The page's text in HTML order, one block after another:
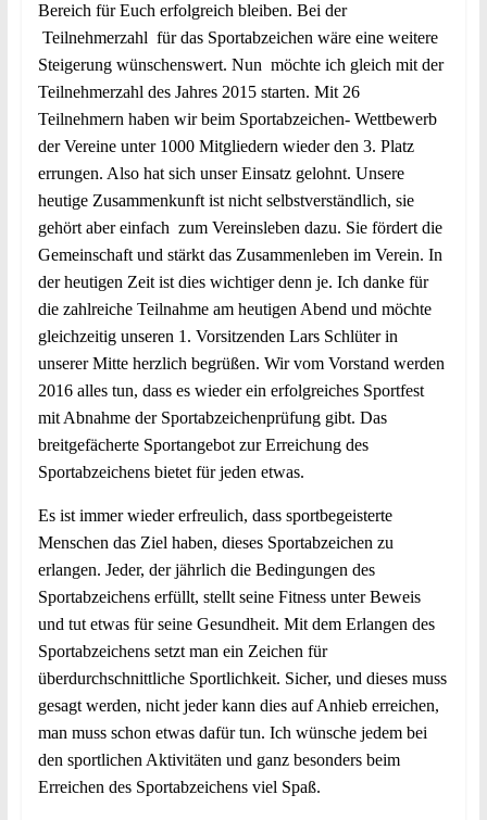
Bereich für Euch erfolgreich bleiben. Bei der
Teilnehmerzahl für das Sportabzeichen wäre eine weitere
Steigerung wünschenswert. Nun möchte ich gleich mit der
Teilnehmerzahl des Jahres 2015 starten. Mit 26
Teilnehmern haben wir beim Sportabzeichen- Wettbewerb
der Vereine unter 1000 Mitgliedern wieder den 3. Platz
errungen. Also hat sich unser Einsatz gelohnt. Unsere
heutige Zusammenkunft ist nicht selbstverständlich, sie
gehört aber einfach zum Vereinsleben dazu. Sie fördert die
Gemeinschaft und stärkt das Zusammenleben im Verein. In
der heutigen Zeit ist dies wichtiger denn je. Ich danke für
die zahlreiche Teilnahme am heutigen Abend und möchte
gleichzeitig unseren 1. Vorsitzenden Lars Schlüter in
unserer Mitte herzlich begrüßen. Wir vom Vorstand werden
2016 alles tun, dass es wieder ein erfolgreiches Sportfest
mit Abnahme der Sportabzeichenprüfung gibt. Das
breitgefächerte Sportangebot zur Erreichung des
Sportabzeichens bietet für jeden etwas.
Es ist immer wieder erfreulich, dass sportbegeisterte
Menschen das Ziel haben, dieses Sportabzeichen zu
erlangen. Jeder, der jährlich die Bedingungen des
Sportabzeichens erfüllt, stellt seine Fitness unter Beweis
und tut etwas für seine Gesundheit. Mit dem Erlangen des
Sportabzeichens setzt man ein Zeichen für
überdurchschnittliche Sportlichkeit. Sicher, und dieses muss
gesagt werden, nicht jeder kann dies auf Anhieb erreichen,
man muss schon etwas dafür tun. Ich wünsche jedem bei
den sportlichen Aktivitäten und ganz besonders beim
Erreichen des Sportabzeichens viel Spaß.